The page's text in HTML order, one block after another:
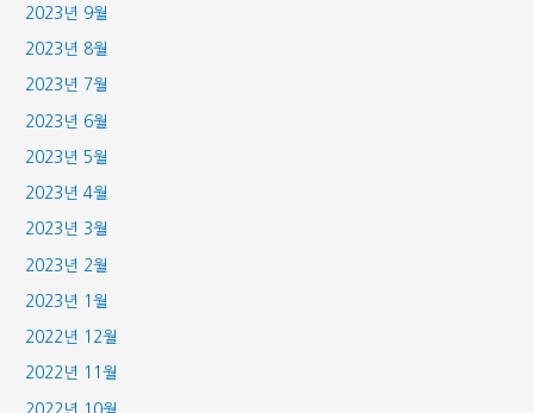
2023년 9월
2023년 8월
2023년 7월
2023년 6월
2023년 5월
2023년 4월
2023년 3월
2023년 2월
2023년 1월
2022년 12월
2022년 11월
2022년 10월